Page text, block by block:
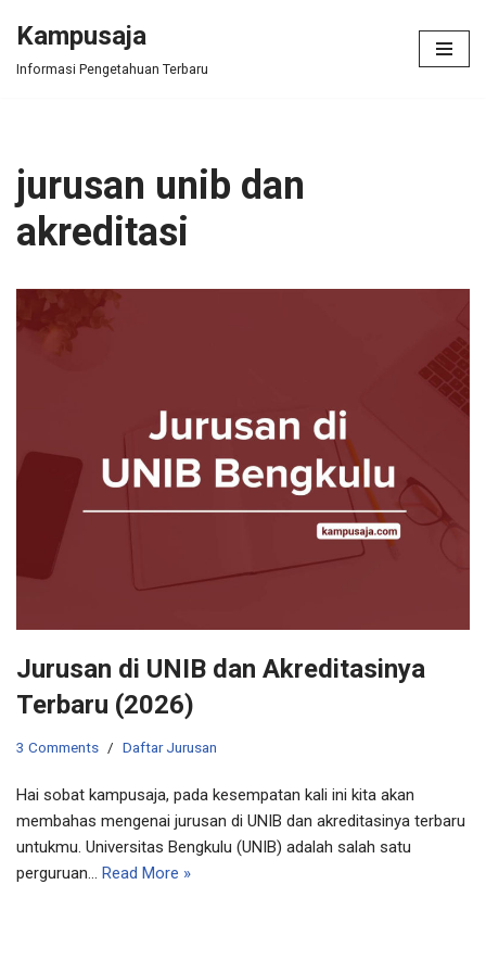
Skip
Kampusaja
Informasi Pengetahuan Terbaru
jurusan unib dan
akreditasi
Jurusan di UNIB dan Akreditasinya
Terbaru (2026)
3 Comments Daftar Jurusan
Hai sobat kampusaja, pada kesempatan kali ini kita akan
membahas mengenai jurusan di UNIB dan akreditasinya terbaru
untukmu. Universitas Bengkulu (UNIB) adalah salah satu
perguruan… Read More »